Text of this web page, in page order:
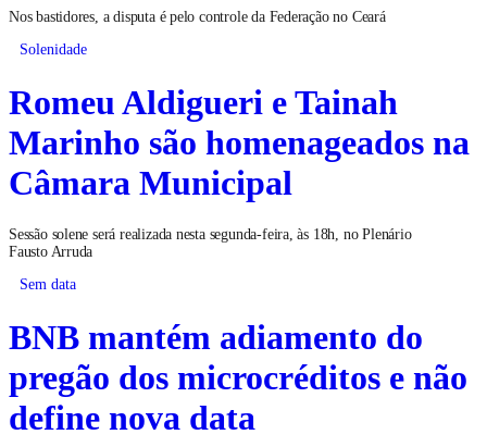
Nos bastidores, a disputa é pelo controle da Federação no Ceará
Solenidade
Romeu Aldigueri e Tainah
Marinho são homenageados na
Câmara Municipal
Sessão solene será realizada nesta segunda-feira, às 18h, no Plenário
Fausto Arruda
Sem data
BNB mantém adiamento do
pregão dos microcréditos e não
define nova data